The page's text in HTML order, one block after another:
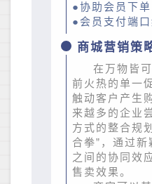
●协助会员下单
●会员支付端
商城营销策
在万物皆
前火热的单一
触动客户产生
来越多的企业
方式的整合规
合拳”，通过
之间的协同效
售卖效果。